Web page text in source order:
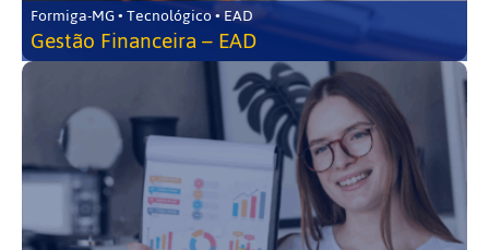
Formiga-MG • Tecnológico • EAD
Gestão Financeira – EAD